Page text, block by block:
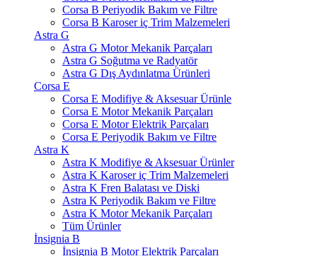
Corsa B Periyodik Bakım ve Filtre
Corsa B Karoser iç Trim Malzemeleri
Astra G
Astra G Motor Mekanik Parçaları
Astra G Soğutma ve Radyatör
Astra G Dış Aydınlatma Ürünleri
Corsa E
Corsa E Modifiye & Aksesuar Ürünle
Corsa E Motor Mekanik Parçaları
Corsa E Motor Elektrik Parçaları
Corsa E Periyodik Bakım ve Filtre
Astra K
Astra K Modifiye & Aksesuar Ürünler
Astra K Karoser iç Trim Malzemeleri
Astra K Fren Balatası ve Diski
Astra K Periyodik Bakım ve Filtre
Astra K Motor Mekanik Parçaları
Tüm Ürünler
İnsignia B
İnsignia B Motor Elektrik Parçaları